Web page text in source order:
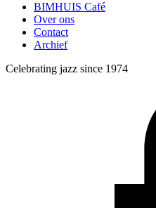
BIMHUIS Café
Over ons
Contact
Archief
Celebrating jazz since 1974